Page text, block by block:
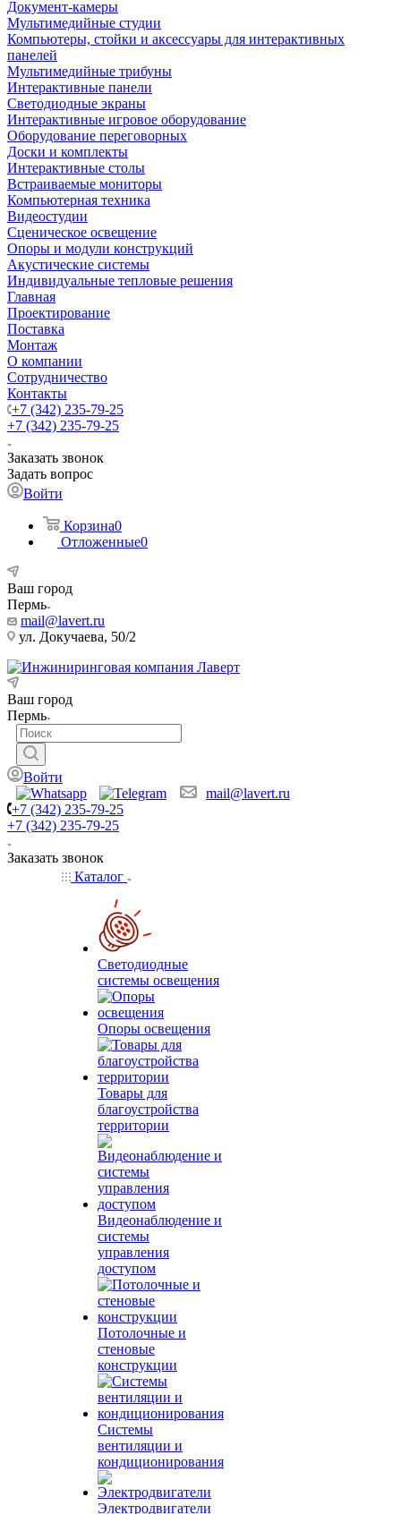
Документ-камеры
Мультимедийные студии
Компьютеры, стойки и аксессуары для интерактивных
панелей
Мультимедийные трибуны
Интерактивные панели
Светодиодные экраны
Интерактивные игровое оборудование
Оборудование переговорных
Доски и комплекты
Интерактивные столы
Встраиваемые мониторы
Компьютерная техника
Видеостудии
Cценическое освещение
Опоры и модули конструкций
Акустические системы
Индивидуальные тепловые решения
Главная
Проектирование
Поставка
Монтаж
О компании
Сотрудничество
Контакты
+7 (342) 235-79-25
+7 (342) 235-79-25
Заказать звонок
Задать вопрос
Войти
Корзина0
Отложенные0
Ваш город
Пермь
mail@lavert.ru
ул. Докучаева, 50/2
Ваш город
Пермь
Войти
mail@lavert.ru
+7 (342) 235-79-25
+7 (342) 235-79-25
Заказать звонок
Каталог
Светодиодные
системы освещения
Опоры освещения
Товары для
благоустройства
территории
Видеонаблюдение и
системы
управления
доступом
Потолочные и
стеновые
конструкции
Системы
вентиляции и
кондиционирования
Электродвигатели